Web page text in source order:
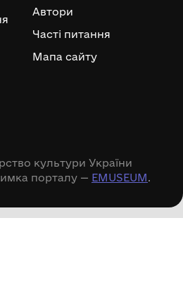
Автори
Часті питання
Мапа сайту
культури України
порталу — EMUSEUM.